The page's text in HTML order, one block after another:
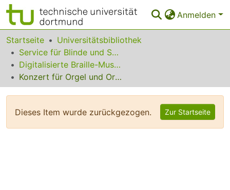
Anmelden
Bereiche & Sammlungen
Das gesamte Repositorium
Statistiken
Startseite
Universitätsbibliothek
Service für Blinde und Sehbehinderte
Digitalisierte Braille-Musik-Matrizen des VzfB
Konzert für Orgel und Orchester F-Dur op. 4 Nr. 4
Dieses Item wurde zurückgezogen. Zur Startseite